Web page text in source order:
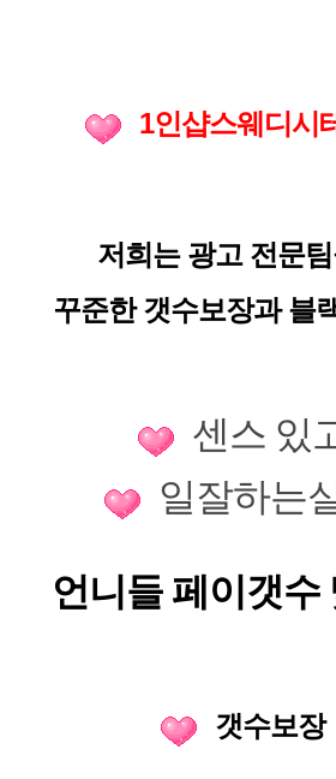
1인샵스웨디시
저희는 광고 전문
꾸준한 갯수보장과 블
센스 있
일잘하는
언니들 페이갯수
갯수보장